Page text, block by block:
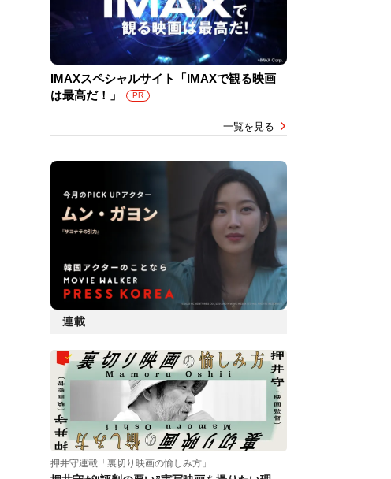
IMAXスペシャルサイト「IMAXで観る映画
は最高だ！」
PR
一覧を見る
連載
押井守連載「裏切り映画の愉しみ方」